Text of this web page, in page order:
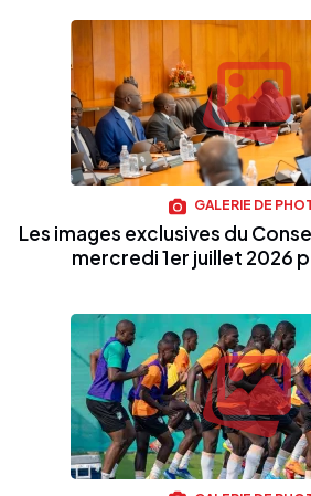
GALERIE DE
Les images exclusives du
mercredi 1er juillet 2026